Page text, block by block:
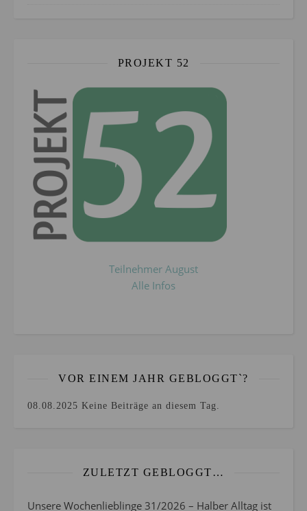
PROJEKT 52
Teilnehmer August
Alle Infos
VOR EINEM JAHR GEBLOGGT`?
08.08.2025 Keine Beiträge an diesem Tag.
ZULETZT GEBLOGGT…
Unsere Wochenlieblinge 31/2026 – Halber Alltag ist